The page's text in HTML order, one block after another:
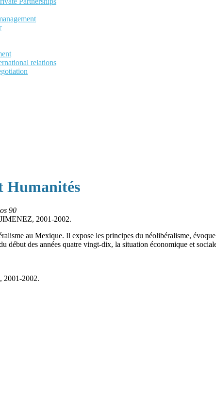
relations
Humanités
90
2001-2002.
au Mexique. Il expose les principes du néolibéralisme,
début des années quatre vingt-dix, la situation économique et
2001-2002.